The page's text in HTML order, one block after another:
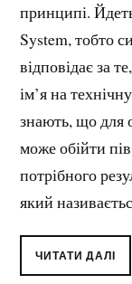
принципі.
System, тобто
відповідає за
ім’я на
знають, що для
може обійти
потрібного
який
ЧИТАТИ ДАЛІ